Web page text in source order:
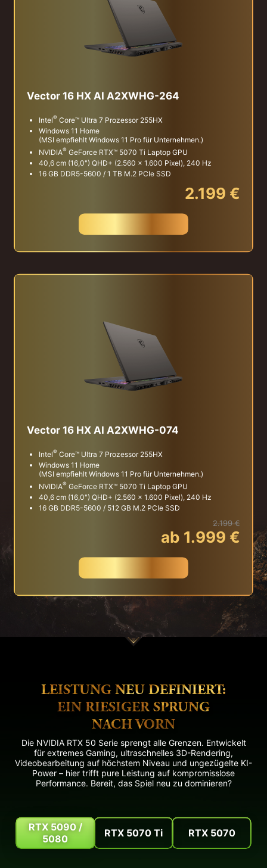
Vector 16 HX AI A2XWHG-264
Intel® Core™ Ultra 7 Prozessor 255HX
Windows 11 Home
(MSI empfiehlt Windows 11 Pro für Unternehmen.)
NVIDIA® GeForce RTX™ 5070 Ti Laptop GPU
40,6 cm (16,0") QHD+ (2.560 x 1.600 Pixel), 240 Hz
16 GB DDR5-5600 / 1 TB M.2 PCIe SSD
2.199 €
Vector 16 HX AI A2XWHG-074
Intel® Core™ Ultra 7 Prozessor 255HX
Windows 11 Home
(MSI empfiehlt Windows 11 Pro für Unternehmen.)
NVIDIA® GeForce RTX™ 5070 Ti Laptop GPU
40,6 cm (16,0") QHD+ (2.560 x 1.600 Pixel), 240 Hz
16 GB DDR5-5600 / 512 GB M.2 PCIe SSD
2.199 €
ab 1.999 €
LEISTUNG NEU DEFINIERT:
EIN RIESIGER SPRUNG
NACH VORN
Die NVIDIA RTX 50 Serie sprengt alle Grenzen. Entwickelt
für extremes Gaming, ultraschnelles 3D-Rendering,
Videobearbeitung auf höchstem Niveau und ungezügelte KI-
Power – hier trifft pure Leistung auf kompromisslose
Performance. Bereit, das Spiel neu zu dominieren?
RTX 5090 /
5080
RTX 5070 Ti RTX 5070